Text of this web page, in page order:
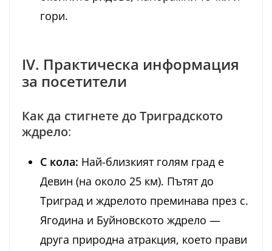
гори.
IV. Практическа информация
за посетители
Как да стигнете до Триградското
ждрело:
С кола: Най-близкият голям град е
Девин (на около 25 км). Пътят до
Триград и ждрелото преминава през с.
Ягодина и Буйновското ждрело —
друга природна атракция, което прави